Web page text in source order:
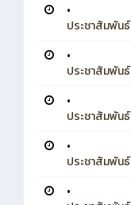
•
ประชาสัมพันธ์
•
ประชาสัมพันธ์
•
ประชาสัมพันธ์
•
ประชาสัมพันธ์
•